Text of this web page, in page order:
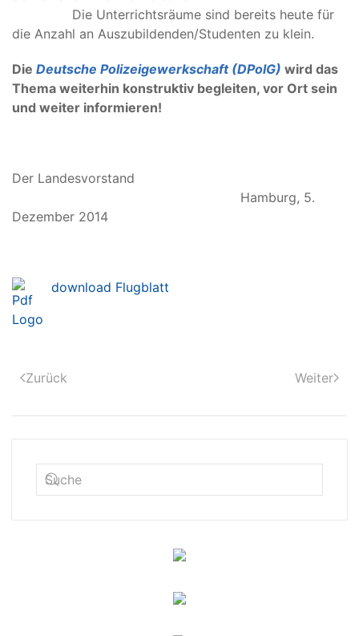
Die Unterrichtsräume sind bereits heute für
die Anzahl an Auszubildenden/Studenten zu klein.
Die Deutsche Polizeigewerkschaft (DPolG) wird das
Thema weiterhin konstruktiv begleiten, vor Ort sein
und weiter informieren!
Der Landesvorstand
Hamburg, 5.
Dezember 2014
download Flugblatt
Zurück Weiter